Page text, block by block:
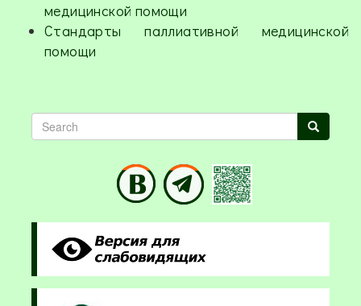
медицинской помощи
Стандарты паллиативной медицинской
помощи
Search Search